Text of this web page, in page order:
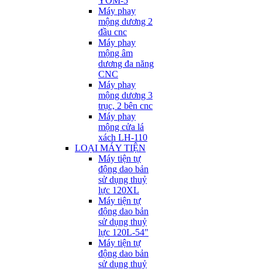
Máy phay
mộng dương 2
đầu cnc
Máy phay
mộng âm
dương đa năng
CNC
Máy phay
mộng dương 3
trục, 2 bên cnc
Máy phay
mộng cửa lá
xách LH-110
LOẠI MÁY TIỆN
Máy tiện tự
động dao bản
sử dụng thuỷ
lực 120XL
Máy tiện tự
động dao bản
sử dụng thuỷ
lực 120L-54"
Máy tiện tự
động dao bản
sử dụng thuỷ